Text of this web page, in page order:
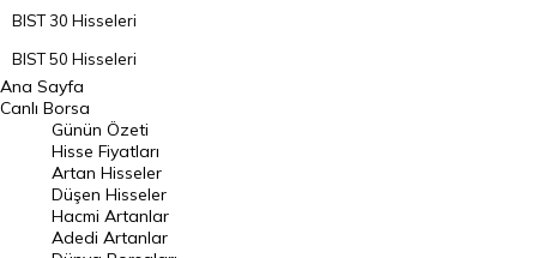
BIST 30 Hisseleri
BIST 50 Hisseleri
BIST 100 Hisseleri
En Çok Artan Hisseler
En Çok Düşen Hisseler
Hacmi Artanlar
Geçmiş Kapanışlar
Ana Sayfa
Canlı Borsa
Günün Özeti
Hisse Fiyatları
Artan Hisseler
Düşen Hisseler
Hacmi Artanlar
Adedi Artanlar